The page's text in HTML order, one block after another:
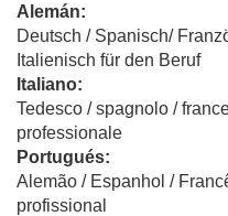
Alemán:
Deutsch / Spanisch/
Italienisch für den Beruf
Italiano:
Tedesco / spagnolo /
professionale
Portugués:
Alemão / Espanhol /
profissional